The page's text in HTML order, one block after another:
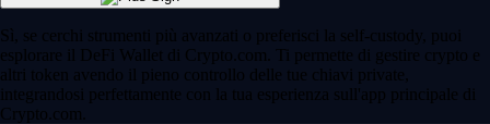
Sì, se cerchi strumenti più avanzati o preferisci la self-custody, puoi
esplorare il DeFi Wallet di Crypto.com. Ti permette di gestire crypto e
altri token avendo il pieno controllo delle tue chiavi private,
integrandosi perfettamente con la tua esperienza sull'app principale di
Crypto.com.